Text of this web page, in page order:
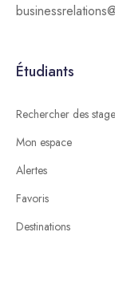
Étudiants
Rechercher des
Mon espace
Alertes
Favoris
Destinations